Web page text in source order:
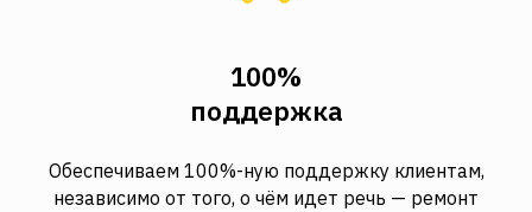
100%
поддержка
Обеспечиваем 100%-ную поддержку клиентам,
независимо от того, о чём идет речь — ремонт